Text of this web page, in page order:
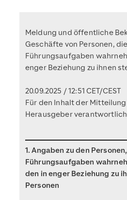
Meldung und öffentliche
Geschäfte von Personen, die
Führungsaufgaben
enger Beziehung zu ihnen
20.09.2025 / 12:51 CET/CEST
Für den Inhalt der
Herausgeber
1. Angaben zu den
Führungsaufgaben
den in enger Beziehung zu
Personen